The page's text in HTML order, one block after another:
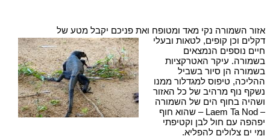
אזור השמורה נקי מאד ומטופח ואת פניכם יקבל מטע של
דקלים וכן קופים, לטאות ובעלי
חיים נוספים הנמצאים
בשמורה. עיקר האטרקציות
בשמורה הן סיור בשביל
ההליכה, טיפוס למגדלור ממנו
נשקף נוף מרהיב של כל האזור
ושהיה בחוף הים של השמורה
– Laem Ta Nod – שהוא חוף
יפהפה עם חול לבן וקטיפתי
ומי ים צלולים להפליא.